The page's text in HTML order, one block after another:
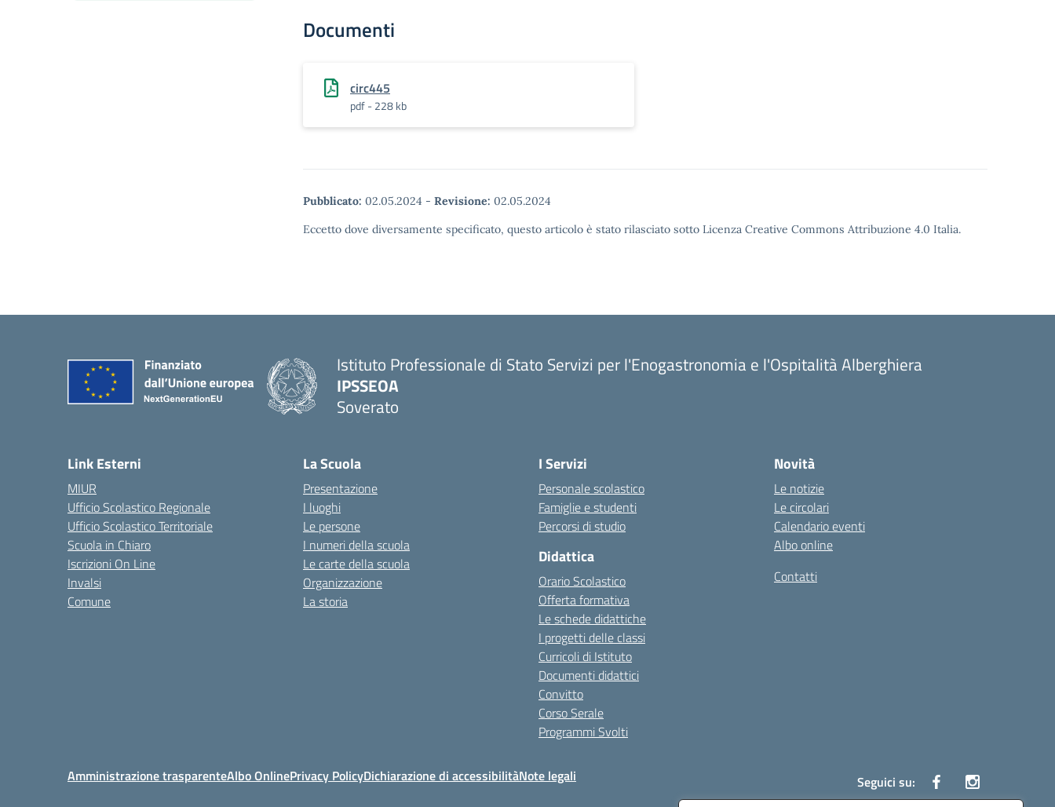
Documenti
circ445
pdf - 228 kb
Pubblicato: 02.05.2024 - Revisione: 02.05.2024
Eccetto dove diversamente specificato, questo articolo è stato rilasciato sotto Licenza Creative Commons Attribuzione 4.0 Italia.
Istituto Professionale di Stato Servizi per l'Enogastronomia e l'Ospitalità Alberghiera
IPSSEOA
Soverato
Link Esterni
MIUR
Ufficio Scolastico Regionale
Ufficio Scolastico Territoriale
Scuola in Chiaro
Iscrizioni On Line
Invalsi
Comune
La Scuola
Presentazione
I luoghi
Le persone
I numeri della scuola
Le carte della scuola
Organizzazione
La storia
I Servizi
Personale scolastico
Famiglie e studenti
Percorsi di studio
Didattica
Orario Scolastico
Offerta formativa
Le schede didattiche
I progetti delle classi
Curricoli di Istituto
Documenti didattici
Convitto
Corso Serale
Programmi Svolti
Novità
Le notizie
Le circolari
Calendario eventi
Albo online
Contatti
Amministrazione trasparenteAlbo OnlinePrivacy PolicyDichiarazione di accessibilitàNote legali Seguici su: